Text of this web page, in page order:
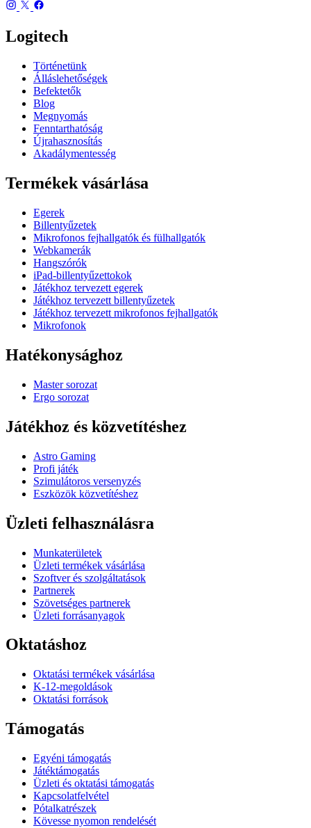
Logitech
Történetünk
Álláslehetőségek
Befektetők
Blog
Megnyomás
Fenntarthatóság
Újrahasznosítás
Akadálymentesség
Termékek vásárlása
Egerek
Billentyűzetek
Mikrofonos fejhallgatók és fülhallgatók
Webkamerák
Hangszórók
iPad-billentyűzettokok
Játékhoz tervezett egerek
Játékhoz tervezett billentyűzetek
Játékhoz tervezett mikrofonos fejhallgatók
Mikrofonok
Hatékonysághoz
Master sorozat
Ergo sorozat
Játékhoz és közvetítéshez
Astro Gaming
Profi játék
Szimulátoros versenyzés
Eszközök közvetítéshez
Üzleti felhasználásra
Munkaterületek
Üzleti termékek vásárlása
Szoftver és szolgáltatások
Partnerek
Szövetséges partnerek
Üzleti forrásanyagok
Oktatáshoz
Oktatási termékek vásárlása
K-12-megoldások
Oktatási források
Támogatás
Egyéni támogatás
Játéktámogatás
Üzleti és oktatási támogatás
Kapcsolatfelvétel
Pótalkatrészek
Kövesse nyomon rendelését